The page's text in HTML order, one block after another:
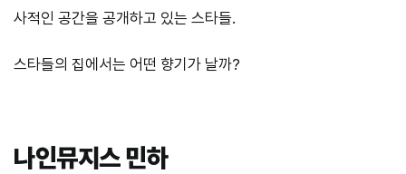
사적인 공간을 공개하고 있는 스타들.
스타들의 집에서는 어떤 향기가 날까?
나인뮤지스 민하